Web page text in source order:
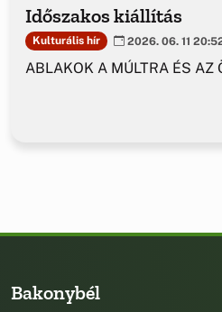
Időszakos kiállítás
Kulturális hír 2026. 06. 11
ABLAKOK A MÚLTRA ÉS AZ
Bakonybél